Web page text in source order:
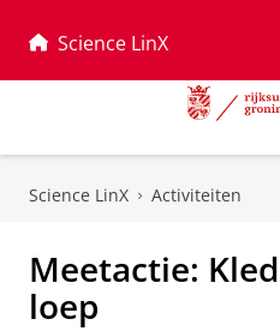
Science LinX
Science LinX Activiteiten
Meetactie:
loep